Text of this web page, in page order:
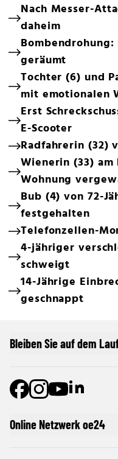
Nach Messer-
daheim
geräumt
Tochter (6) und
mit emotionalen
Erst
E-Scooter
Radfahrerin (32)
Wienerin (33)
Wohnung
Bub (4) von 72-
festgehalten
Telefonzellen-
4-jähriger
schweigt
14-Jährige
geschnappt
Online Netzwerk oe24
Bleiben Sie auf dem